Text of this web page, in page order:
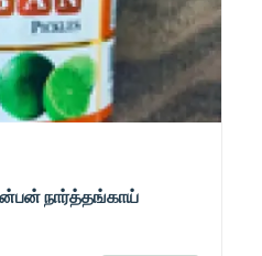
நார்த்தங்காய்